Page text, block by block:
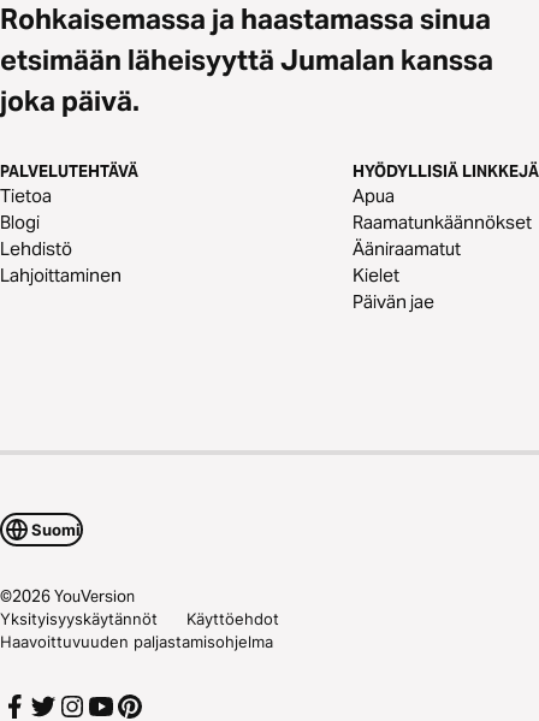
Rohkaisemassa ja haastamassa sinua
etsimään läheisyyttä Jumalan kanssa
joka päivä.
PALVELUTEHTÄVÄ
Tietoa
Blogi
Lehdistö
Lahjoittaminen
HYÖDYLLISIÄ LINKKEJÄ
Apua
Raamatunkäännökset
Ääniraamatut
Kielet
Päivän jae
Suomi
©2026YouVersion
Yksityisyyskäytännöt
Käyttöehdot
Haavoittuvuuden paljastamisohjelma